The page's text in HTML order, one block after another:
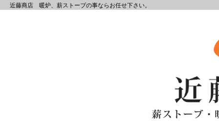
近藤商店 暖炉、薪ストーブの事ならお任せ下さい。